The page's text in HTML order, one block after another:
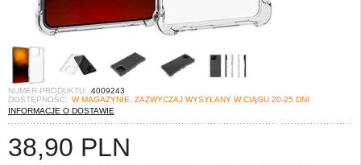
NUMER PRODUKTU: 4009243
DOSTĘPNOŚĆ: W MAGAZYNIE. ZAZWYCZAJ WYSYŁANY W CIĄGU 20-25 DNI
INFORMACJE O DOSTAWIE
38,90 PLN